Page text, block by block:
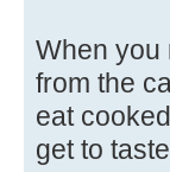
When you
from the
eat
get to